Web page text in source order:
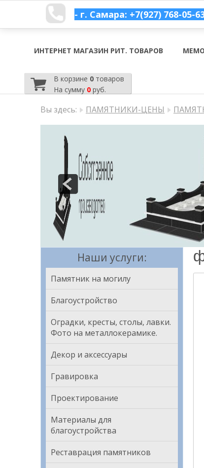
- г. Самара: +7(927) 768-05-
ИНТЕРНЕТ МАГАЗИН РИТ. ТОВАРОВ
В корзине 0товаров
На сумму 0руб.
Вы здесь: ПАМЯТНИКИ-ЦЕНЫ
Наши услуги:
Памятник на могилу
Благоустройство
Оградки, кресты, столы, лавки.
Фото на металлокерамике.
Декор и аксессуары
Гравировка
Проектирование
Материалы для
благоустройства
Реставрация памятников